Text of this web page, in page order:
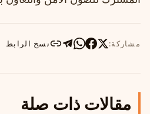
مشاركة: نسخ الرابط
مقالات ذات صلة